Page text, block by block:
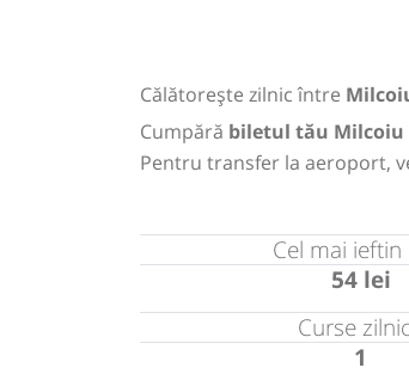
Călătorește zilnic între
Cumpără biletul tău Milcoiu
Pentru transfer la aeroport,
Cel mai ieftin
54 lei
Curse
1